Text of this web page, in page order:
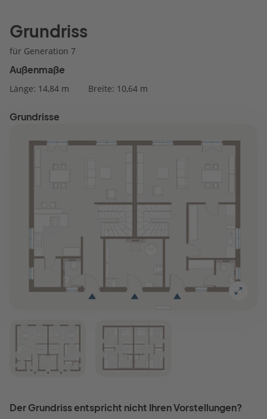
Grundriss
für Generation 7
Außenmaße
Länge: 14,84 m Breite: 10,64 m
Grundrisse
Der Grundriss entspricht nicht Ihren Vorstellungen?